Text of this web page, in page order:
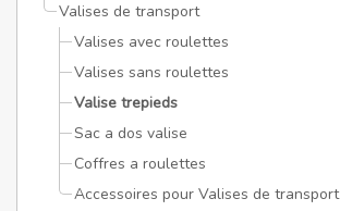
Valises de transport
Valises avec roulettes
Valises sans roulettes
Valise trepieds
Sac a dos valise
Coffres a roulettes
Accessoires pour Valises de transport